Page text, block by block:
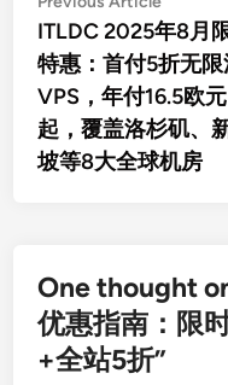
章
导
航
article:
ITLDC 2025年8月
特惠：首付5折无
VPS，年付16.5欧元
起，覆盖洛杉矶、
坡等8大全球机房
One thought
优惠指南：限
+全站5折”